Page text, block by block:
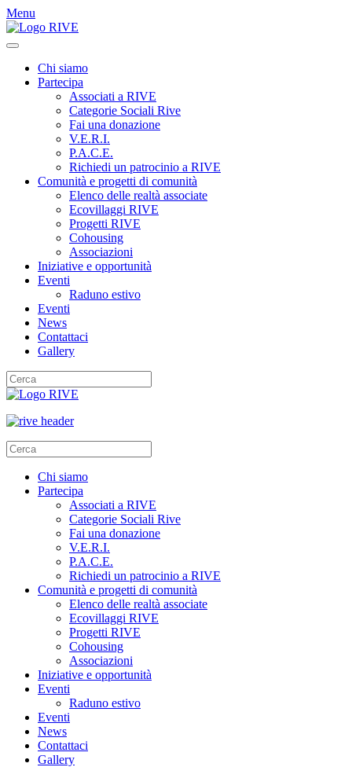
Menu
Chi siamo
Partecipa
Associati a RIVE
Categorie Sociali Rive
Fai una donazione
V.E.R.I.
P.A.C.E.
Richiedi un patrocinio a RIVE
Comunità e progetti di comunità
Elenco delle realtà associate
Ecovillaggi RIVE
Progetti RIVE
Cohousing
Associazioni
Iniziative e opportunità
Eventi
Raduno estivo
Eventi
News
Contattaci
Gallery
Chi siamo
Partecipa
Associati a RIVE
Categorie Sociali Rive
Fai una donazione
V.E.R.I.
P.A.C.E.
Richiedi un patrocinio a RIVE
Comunità e progetti di comunità
Elenco delle realtà associate
Ecovillaggi RIVE
Progetti RIVE
Cohousing
Associazioni
Iniziative e opportunità
Eventi
Raduno estivo
Eventi
News
Contattaci
Gallery